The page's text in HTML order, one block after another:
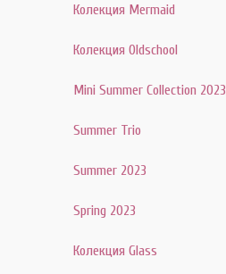
Колекция Mermaid
Колекция Oldschool
Mini Summer Collection 2023
Summer Trio
Summer 2023
Spring 2023
Колекция Glass